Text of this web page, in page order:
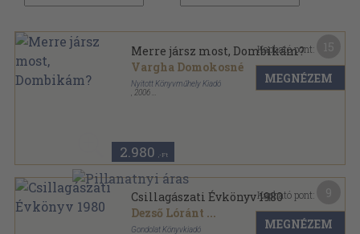
Merre jársz most, Dombikám?
Vargha Domokosné
Nyitott Könyvműhely Kiadó
2006
2.980 ,-Ft
Kapható pont:
MEGNÉZEM
Csillagászati Évkönyv 1980
Dezső Lóránt ...
Gondolat Könyvkiadó
Kapható pont:
MEGNÉZEM